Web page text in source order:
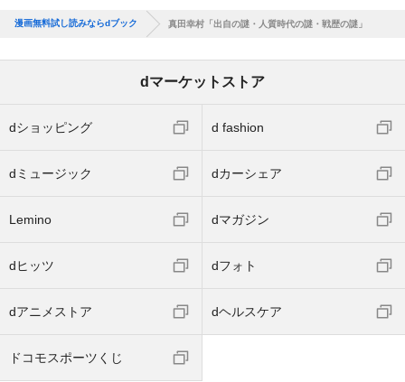
漫画無料試し読みならdブック 真田幸村「出自の謎・人質時代の謎・戦歴の謎」
dマーケットストア
dショッピング d fashion
dミュージック dカーシェア
Lemino dマガジン
dヒッツ dフォト
dアニメストア dヘルスケア
ドコモスポーツくじ